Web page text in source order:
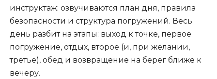
инструктаж: озвучиваются план дня, правила
безопасности и структура погружений. Весь
день разбит на этапы: выход к точке, первое
погружение, отдых, второе (и, при желании,
третье), обед и возвращение на берег ближе к
вечеру.